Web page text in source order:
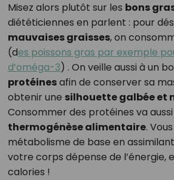
Misez alors plutôt sur les bons
diététiciennes en parlent : pour
mauvaises graisses, on
(des poissons gras par exemple
d’oméga-3) . On veille aussi à un
protéinesafin de conserver sa
obtenir une silhouette galbée et
Consommer des protéines va
thermogénèse alimentaire.
métabolisme de base en
votre corps dépense de l’énergie,
calories !